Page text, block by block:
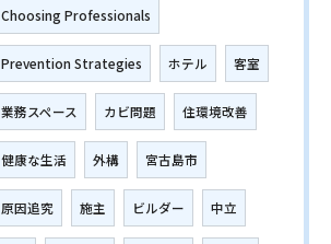
Choosing Professionals
Prevention Strategies ホテル 客室
業務スペース カビ問題 住環境改善
健康な生活 外構 宮古島市
原因追究 施主 ビルダー 中立